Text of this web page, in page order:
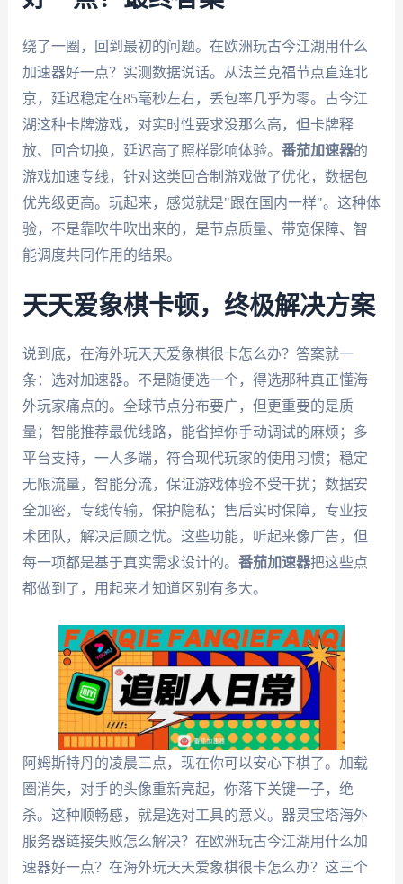
绕了一圈，回到最初的问题。在欧洲玩古今江湖用什么
加速器好一点？实测数据说话。从法兰克福节点直连北
京，延迟稳定在85毫秒左右，丢包率几乎为零。古今江
湖这种卡牌游戏，对实时性要求没那么高，但卡牌释
放、回合切换，延迟高了照样影响体验。 番茄加速器的
游戏加速专线，针对这类回合制游戏做了优化，数据包
优先级更高。玩起来，感觉就是"跟在国内一样"。这种体
验，不是靠吹牛吹出来的，是节点质量、带宽保障、智
能调度共同作用的结果。
天天爱象棋卡顿，终极解决方案
说到底，在海外玩天天爱象棋很卡怎么办？答案就一
条：选对加速器。不是随便选一个，得选那种真正懂海
外玩家痛点的。全球节点分布要广，但更重要的是质
量；智能推荐最优线路，能省掉你手动调试的麻烦；多
平台支持，一人多端，符合现代玩家的使用习惯；稳定
无限流量，智能分流，保证游戏体验不受干扰；数据安
全加密，专线传输，保护隐私；售后实时保障，专业技
术团队，解决后顾之忧。这些功能，听起来像广告，但
每一项都是基于真实需求设计的。 番茄加速器把这些点
都做到了，用起来才知道区别有多大。
阿姆斯特丹的凌晨三点，现在你可以安心下棋了。加载
圈消失，对手的头像重新亮起，你落下关键一子，绝
杀。这种顺畅感，就是选对工具的意义。器灵宝塔海外
服务器链接失败怎么解决？在欧洲玩古今江湖用什么加
速器好一点？在海外玩天天爱象棋很卡怎么办？这三个